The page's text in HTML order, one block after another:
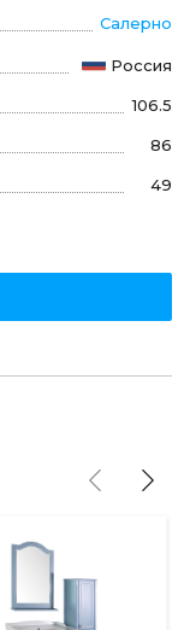
Салерно
Россия
106.5
86
49